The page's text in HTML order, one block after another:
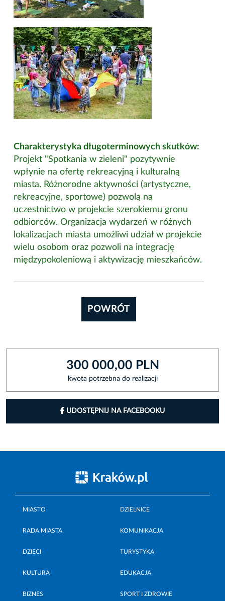
Charakterystyka długoterminowych skutków:
Projekt "Spotkania w zieleni" pozytywnie
wpłynie na ofertę rekreacyjną i kulturalną
miasta. Różnorodne aktywności (artystyczne,
rekreacyjne, sportowe) pozwolą na
uczestnictwo w projekcie szerokiemu gronu
odbiorców. Organizacja wydarzeń w różnych
lokalizacjach miasta umożliwi udział w projekcie
wielu osobom oraz pozwoli na integrację
międzypokoleniową i aktywizację mieszkańców.
POWRÓT
300 000,00 PLN
kwota potrzebna do realizacji
UDOSTĘPNIJ NA FACEBOOKU
MIASTO DZIELNICE
RADA MIASTA KOMUNIKACJA
DZIECI TURYSTYKA
KULTURA EDUKACJA
BIZNES SPORT I ZDROWIE